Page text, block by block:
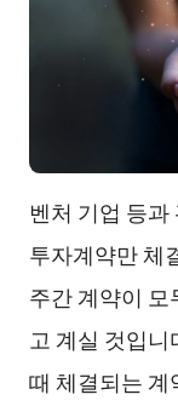
벤처 기업 등과
투자계약만 체
주간 계약이
고 계실 것입
때 체결되는 계